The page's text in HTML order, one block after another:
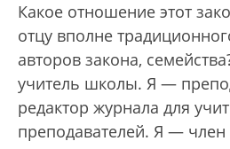
Какое отношение этот
отцу вполне
авторов закона,
учитель школы. Я —
редактор журнала для
преподавателей. Я —